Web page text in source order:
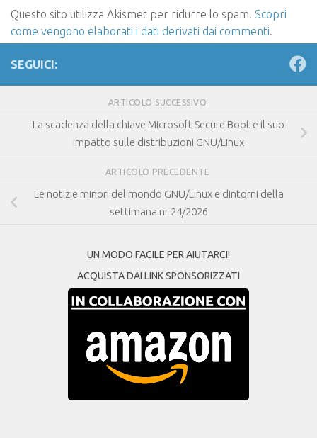
Questo sito utilizza Akismet per ridurre lo spam. Scopri
come vengono elaborati i dati derivati dai commenti.
SEGUICI:
ARTICOLO SUCCESSIVO
La scadenza della chiave Microsoft Secure Boot e il suo
impatto sulle distribuzioni GNU/Linux
ARTICOLO PRECEDENTE
Le notizie minori del mondo GNU/Linux e dintorni della
settimana nr 24/2026
UN MODO FACILE PER AIUTARCI!
ACQUISTA DAI LINK SPONSORIZZATI